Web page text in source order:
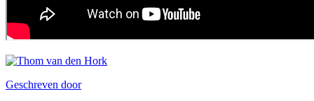
Geschreven door